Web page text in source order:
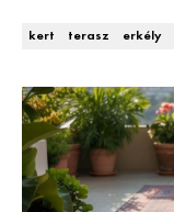
kert terasz erkély